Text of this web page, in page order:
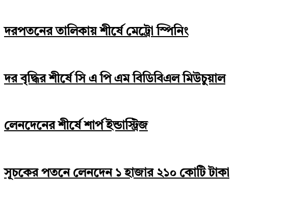
দরপতনের তালিকায় শীর্ষে মেট্রো স্পিনিং
দর বৃদ্ধির শীর্ষে সি এ পি এম বিডিবিএল মিউচুয়াল
লেনদেনের শীর্ষে শার্প ইন্ডাস্ট্রিজ
সূচকের পতনে লেনদেন ১ হাজার ২১০ কোটি টাকা